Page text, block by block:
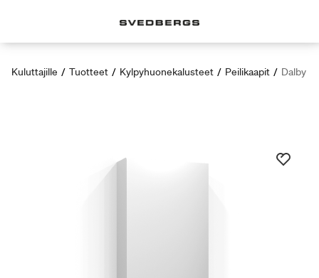
Kuluttajille / Tuotteet / Kylpyhuonekalusteet / Peilikaapit / Dalby